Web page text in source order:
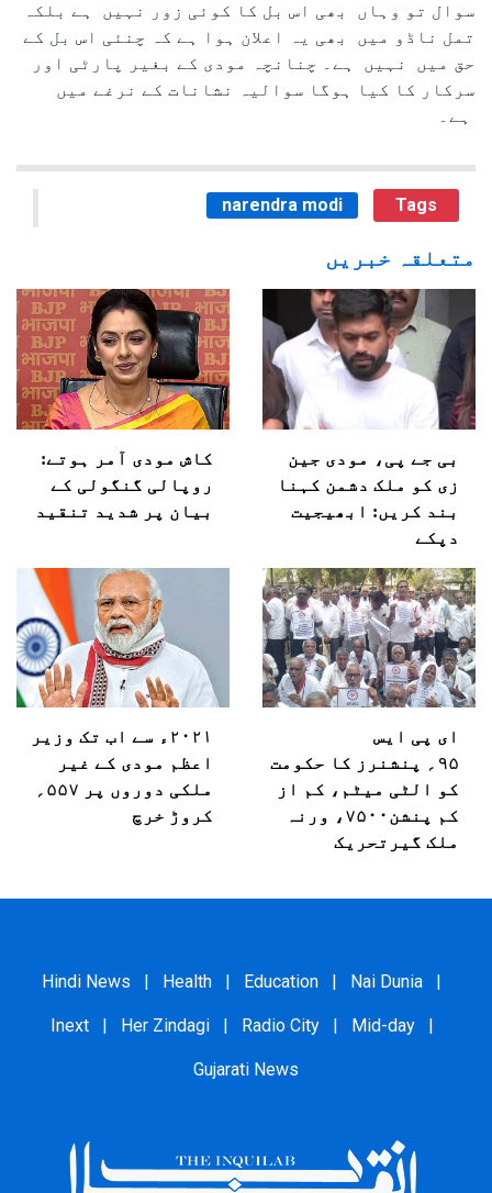
سوال تو وہاں بھی اس بل کا کوئی زور نہیں ہے بلکہ
تمل ناڈو میں بھی یہ اعلان ہوا ہے کہ چنئی اس بل کے
حق میں نہیں ہے۔ چنانچہ مودی کے بغیر پارٹی اور
سرکار کا کیا ہوگا سوالیہ نشانات کے نرغے میں
ہے۔
narendra modi Tags
متعلقہ خبریں
بی جے پی، مودی جین
زی کو ملک دشمن کہنا
بند کریں: ابھیجیت
دپکے
کاش مودی آمر ہوتے:
روپالی گنگولی کے
بیان پر شدید تنقید
ای پی ایس
۹۵؍ پنشنرز کا حکومت
کو الٹی میٹم، کم از
کم پنشن۷۵۰۰، ورنہ
ملک گیرتحریک
۲۰۲۱ء سے اب تک وزیر
اعظم مودی کے غیر
ملکی دوروں پر ۵۵۷؍
کروڑ خرچ
Hindi News | Health | Education | Nai Dunia |
Inext | Her Zindagi | Radio City | Mid-day |
Gujarati News